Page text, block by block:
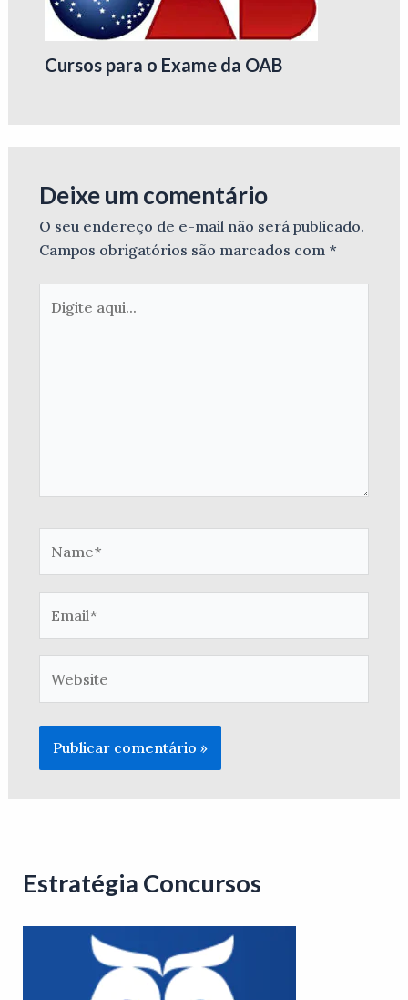
Cursos para o Exame da OAB
Deixe um comentário
O seu endereço de e-mail não será publicado.
Campos obrigatórios são marcados com *
aqui...
Estratégia Concursos